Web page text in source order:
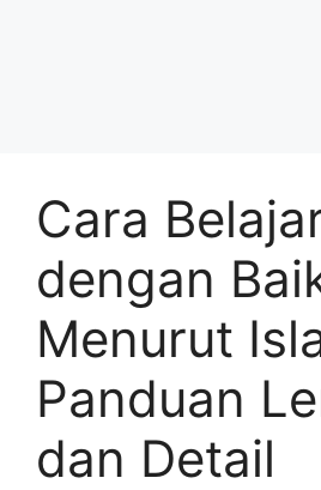
Cara
dengan
Menurut
Panduan
dan Detail